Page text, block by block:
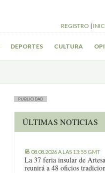
REGISTRO |
DEPORTES CULTURA
PUBLICIDAD
ÚLTIMAS NOTICIAS
08.08.2026 A LAS 13:55 GMT
La 37 feria insular de
reunirá a 48 oficios